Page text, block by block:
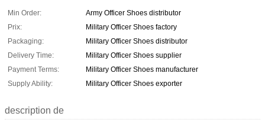
Min Order:
Army Officer Shoes distributor
Prix:
Military Officer Shoes factory
Packaging:
Military Officer Shoes distributor
Delivery Time:
Military Officer Shoes supplier
Payment Terms:
Military Officer Shoes manufacturer
Supply Ability:
Military Officer Shoes exporter
description de